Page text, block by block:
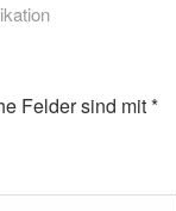
Felder sind mit*